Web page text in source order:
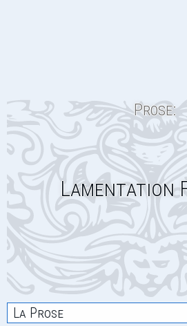
Prose:
Lamentation
La Prose